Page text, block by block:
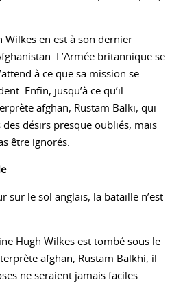
Wilkes en est à son dernier
L’Armée britannique se
à ce que sa mission se
Enfin, jusqu’à ce qu’il
afghan, Rustam Balki, qui
des désirs presque oubliés, mais
être ignorés.
sur le sol anglais, la bataille n’est
Hugh Wilkes est tombé sous le
afghan, Rustam Balkhi, il
ne seraient jamais faciles.